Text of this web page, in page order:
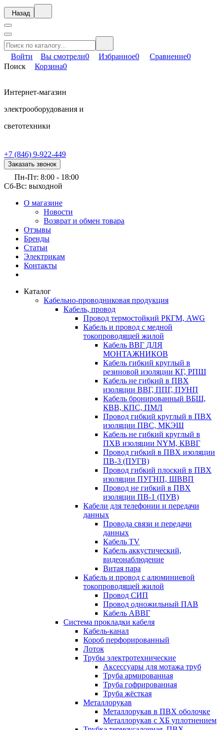
Назад
Войти Вы смотрели0 Избранное0 Сравнение0
Поиск
Корзина0
Интернет-магазин
электрооборудования и
светотехники
+7 (846) 9-922-449
Заказать звонок
Пн-Пт: 8:00 - 18:00
Сб-Вс: выходной
О магазине
Новости
Возврат и обмен товара
Отзывы
Бренды
Статьи
Электрикам
Контакты
Каталог
Кабельно-проводниковая продукция
Кабель, провод
Провод термостойкий РКГМ, AWG
Кабель и провод с медной
токопроводящей жилой
Кабель ВВГ ДЛЯ
МОНТАЖНИКОВ
Кабель гибкий круглый в
резиновой изоляции КГ, РПШ
Кабель не гибкий в ПВХ
изоляции ВВГ, ППГ, ПУНП
Кабель бронированный ВБШ,
КВВ, КПС, ПМЛ
Провод гибкий круглый в ПВХ
изоляции ПВС, МКЭШ
Кабель не гибкий круглый в
ПХВ изоляции NYM, КВВГ
Провод гибкий в ПВХ изоляции
ПВ-3 (ПУГВ)
Провод гибкий плоский в ПВХ
изоляции ПУГНП, ШВВП
Провод не гибкий в ПВХ
изоляции ПВ-1 (ПУВ)
Кабели для телефонии и передачи
данных
Провода связи и передачи
данных
Кабель TV
Кабель аккустический,
видеонаблюдение
Витая пара
Кабель и провод с алюминиевой
токопроводящей жилой
Провод СИП
Провод одножильный ПАВ
Кабель АВВГ
Система прокладки кабеля
Кабель-канал
Короб перфорированный
Лоток
Трубы электротехнические
Аксессуары для мотажа труб
Труба армированная
Труба гофрированная
Труба жёсткая
Металлорукав
Металлорукав в ПВХ оболочке
Металлорукав с ХБ уплотнением